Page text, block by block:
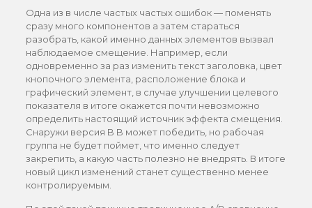
Одна из в числе частых частых ошибок — поменять
сразу много компонентов а затем стараться
разобрать, какой именно данных элементов вызвал
наблюдаемое смещение. Например, если
одновременно за раз изменить текст заголовка, цвет
кнопочного элемента, расположение блока и
графический элемент, в случае улучшении целевого
показателя в итоге окажется почти невозможно
определить настоящий источник эффекта смещения.
Снаружи версия B B может победить, но рабочая
группа не будет поймет, что именно следует
закрепить, а какую часть полезно не внедрять. В итоге
новый цикл изменений станет существенно менее
контролируемым.